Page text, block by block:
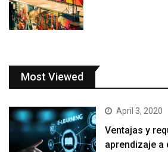
Most Viewed
April 3, 2020
Ventajas y
aprendizaje a